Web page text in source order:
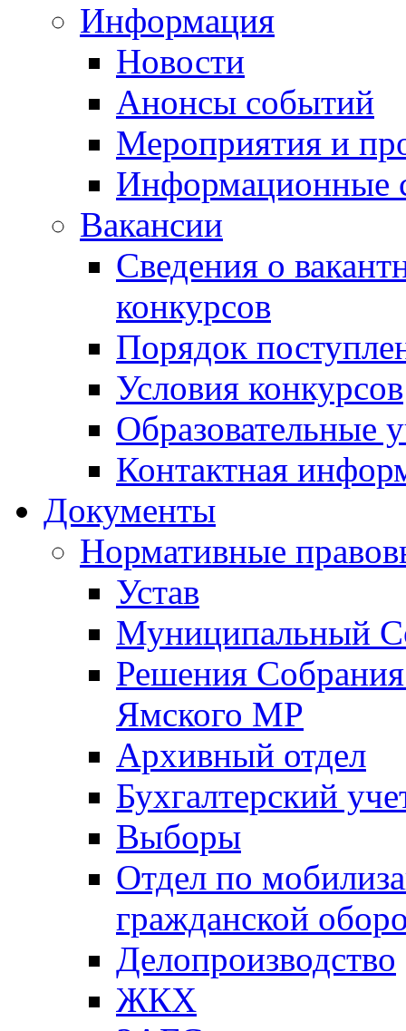
Информация
Новости
Анонсы событий
Мероприятия и
Информационные
Вакансии
Сведения о
конкурсов
Порядок
Условия конкурсов
Образовательные
Контактная
Документы
Нормативные
Устав
Муниципальный
Решения
Ямского МР
Архивный отдел
Бухгалтерский
Выборы
Отдел по
гражданской
Делопроизводство
ЖКХ